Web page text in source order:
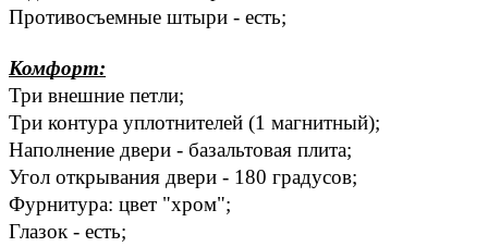
Противосъемные штыри - есть;
Комфорт:
Три внешние петли;
Три контура уплотнителей (1 магнитный);
Наполнение двери - базальтовая плита;
Угол открывания двери - 180 градусов;
Фурнитура: цвет "хром";
Глазок - есть;